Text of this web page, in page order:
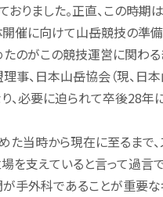
おりました。正直、この時
催に向けて山岳競技の準
のがこの競技運営に関わる
事、日本山岳協会（現、日本
、必要に迫られて卒後28年
た当時から現在に至るまで
を支えていると言って過
手外科であることが重要な